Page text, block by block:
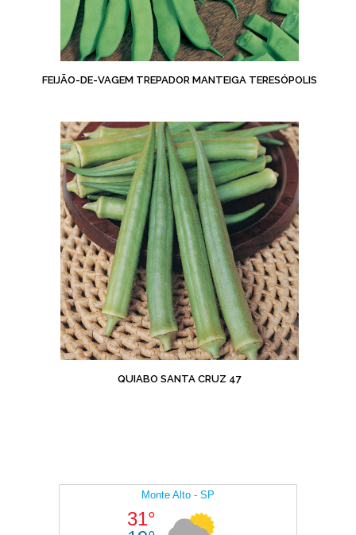
FEIJÃO-DE-VAGEM TREPADOR MANTEIGA TERESÓPOLIS
QUIABO SANTA CRUZ 47